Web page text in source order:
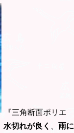
『三角断面ポリエ
水切れが良く
雨に